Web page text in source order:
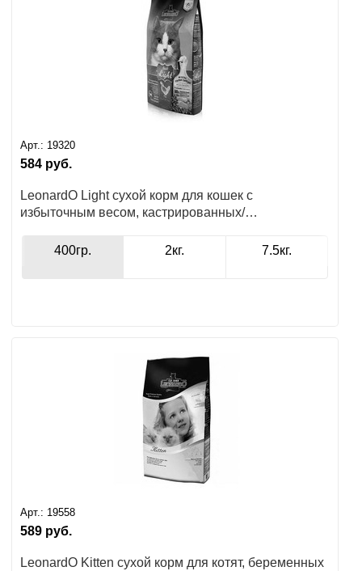
Арт.: 19320
584 руб.
LeonardO Light сухой корм для кошек с
избыточным весом, кастрированных/
400гр.
2кг. 7.5кг.
Арт.: 19558
589 руб.
LeonardO Kitten сухой корм для котят, беременных